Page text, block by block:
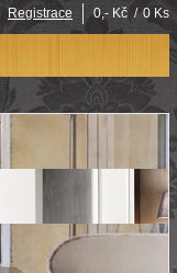
Registrace 0,- Kč / 0 Ks